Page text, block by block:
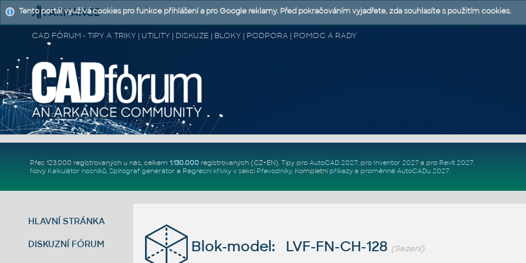
CAD FÓRUM - TIPY A TRIKY | UTILITY | DISKUZE | BLOKY | PODPORA | POMOC A RADY
Přes 123.000 registrovaných u nás, celkem 1.130.000registrovaných (CZ+EN). Tipy pro AutoCAD 2027, pro Inventor 2027a pro Revit 2027.
Nový Kalkulátor nosníků, Spirograf generátor a Regresní křivkyv sekci Převodníky. Kompletní příkazya proměnné AutoCADu 2027.
HLAVNÍ STRÁNKA
DISKUZNÍ FÓRUM Blok-model: LVF-FN-CH-128 (Sezení)
Tento portál využívá cookies pro funkce přihlášení a pro Google reklamy. Před pokračováním vyjadřete, zda souhlasíte s použitím cookies.